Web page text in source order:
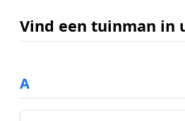
Vind een tuinman in
A